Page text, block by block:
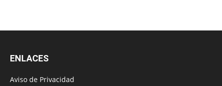
ENLACES
Aviso de Privacidad